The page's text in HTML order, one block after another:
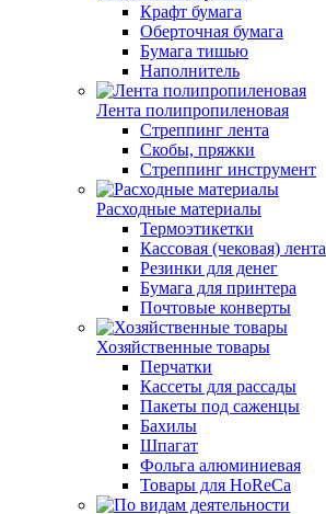
Крафт бумага
Оберточная бумага
Бумага тишью
Наполнитель
Лента полипропиленовая
Стреппинг лента
Скобы, пряжки
Стреппинг инструмент
Расходные материалы
Термоэтикетки
Кассовая (чековая) лента
Резинки для денег
Бумага для принтера
Почтовые конверты
Хозяйственные товары
Перчатки
Кассеты для рассады
Пакеты под саженцы
Бахилы
Шпагат
Фольга алюминиевая
Товары для HoReCa